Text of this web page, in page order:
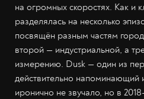
на огромных скоростях. Как и
разделялась на несколько
посвящён разным частям
второй — индустриальной, а
измерению. Dusk — один из
действительно напоминающий
иронично не звучало, но в